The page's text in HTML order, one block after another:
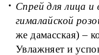
Спрей для лица и
гималайской
же дамасская) –
Увлажняет и